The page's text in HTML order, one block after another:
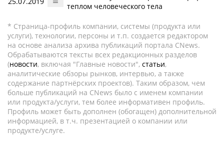
теплом человеческого тела
* Страница-профиль компании, системы (продукта или
услуги), технологии, персоны и т.п. создается редактором
на основе анализа архива публикаций портала CNews.
Обрабатываются тексты всех редакционных разделов
(новости, включая "Главные новости", статьи,
аналитические обзоры рынков, интервью, а также
содержание партнёрских проектов). Таким образом, чем
больше публикаций на CNews было с именем компании
или продукта/услуги, тем более информативен профиль.
Профиль может быть дополнен (обогащен) дополнительной
информацией, в т.ч. презентацией о компании или
продукте/услуге.